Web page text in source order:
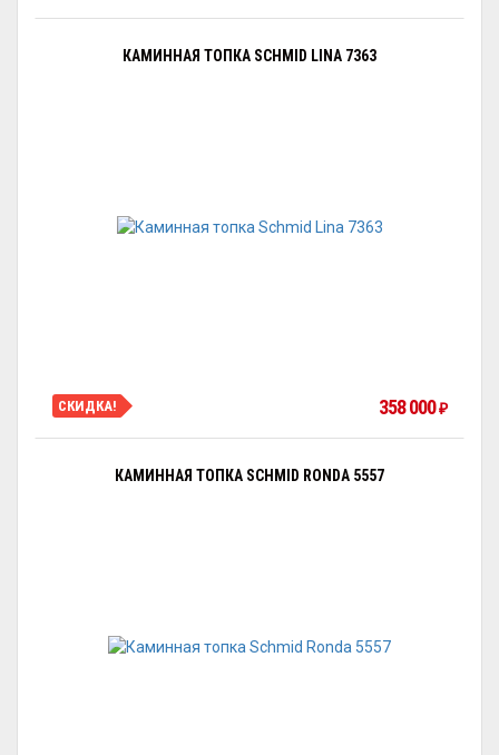
КАМИННАЯ ТОПКА SCHMID LINA 7363
СКИДКА! 358 000₽
КАМИННАЯ ТОПКА SCHMID RONDA 5557